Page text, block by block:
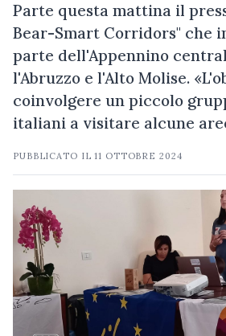
Parte questa mattina il
Bear-Smart Corridors" che
parte dell'Appennino
l'Abruzzo e l'Alto Molise.
coinvolgere un piccolo
italiani a visitare alcune
PUBBLICATO IL11 OTTOBRE 2024